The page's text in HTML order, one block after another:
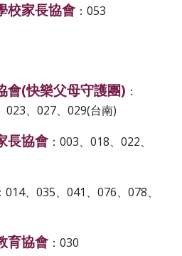
校家長協會 ：053
會(快樂父母守護團) ：
023、027、029(台南)
長協會 ：003、018、022、
：014、035、041、076、078、
育協會 ：030